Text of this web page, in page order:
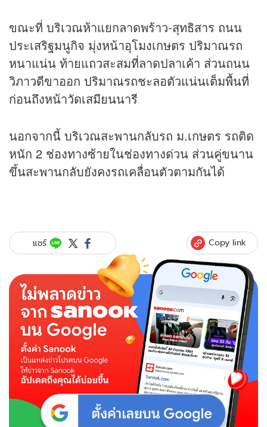
ขณะที่ บริเวณห้าแยกลาดพร้าว-สุทธิสาร ถนน
ประเสริฐมนูกิจ มุ่งหน้าอุโมงเกษตร ปริมาณรถ
หนาแน่น ท้ายแถวสะสมที่ลาดปลาเค้า ส่วนถนน
วิภาวดีขาออก ปริมาณรถชะลอตัวแน่นเต็มพื้นที่
ก่อนถึงหน้าวัดเสมียนนารี
นอกจากนี้ บริเวณสะพานกลับรถ ม.เกษตร รถติด
หนัก 2 ช่องทางซ้ายในช่องทางด่วน ส่วนคู่ขนาน
ขึ้นสะพานกลับยังคงรถเคลื่อนตัวตามกันได้
แชร์ Copy link